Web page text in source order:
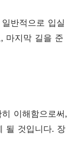
반적으로 입실
마지막 길을 준
이해함으로써,
될 것입니다. 장